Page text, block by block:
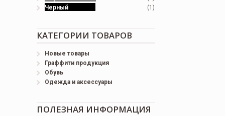
Черный
(1)
КАТЕГОРИИ ТОВАРОВ
Новые товары
Граффити продукция
Обувь
Одежда и аксессуары
ПОЛЕЗНАЯ ИНФОРМАЦИЯ